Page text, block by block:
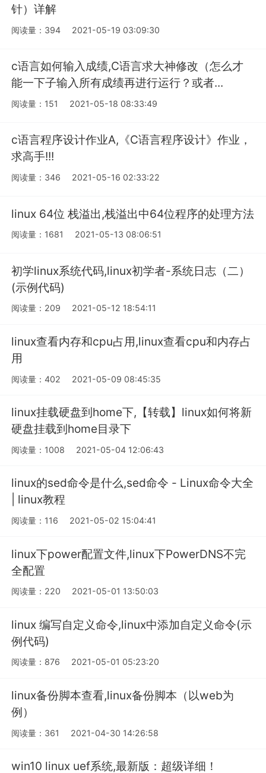
针）详解
阅读量：394 2021-05-19 03:09:30
c语言如何输入成绩,C语言求大神修改（怎么才
能一下子输入所有成绩再进行运行？或者...
阅读量：151 2021-05-18 08:33:49
c语言程序设计作业A,《C语言程序设计》作业，
求高手!!!
阅读量：346 2021-05-16 02:33:22
linux 64位 栈溢出,栈溢出中64位程序的处理方法
阅读量：1681 2021-05-13 08:06:51
初学linux系统代码,linux初学者-系统日志（二）
(示例代码)
阅读量：209 2021-05-12 18:54:11
linux查看内存和cpu占用,linux查看cpu和内存占
用
阅读量：402 2021-05-09 08:45:35
linux挂载硬盘到home下,【转载】linux如何将新
硬盘挂载到home目录下
阅读量：1008 2021-05-04 12:06:43
linux的sed命令是什么,sed命令 - Linux命令大全
| linux教程
阅读量：116 2021-05-02 15:04:41
linux下power配置文件,linux下PowerDNS不完
全配置
阅读量：220 2021-05-01 13:50:03
linux 编写自定义命令,linux中添加自定义命令(示
例代码)
阅读量：876 2021-05-01 05:23:20
linux备份脚本查看,linux备份脚本（以web为
例）
阅读量：361 2021-04-30 14:26:58
win10 linux uef系统,最新版：超级详细！